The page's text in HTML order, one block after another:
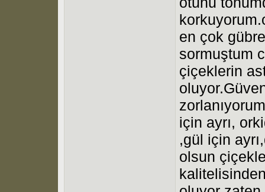
en çok
sormuştum
çiçeklerin
için ayrı,
,gül için
olsun